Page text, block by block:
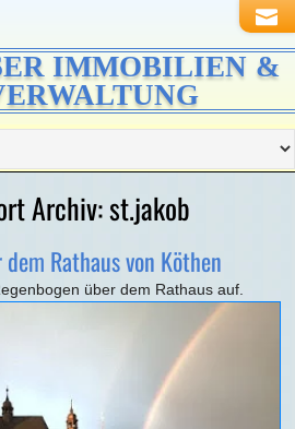
IMMOBILIEN &
Archiv:st.jakob
Rathaus von Köthen
über dem Rathaus auf.